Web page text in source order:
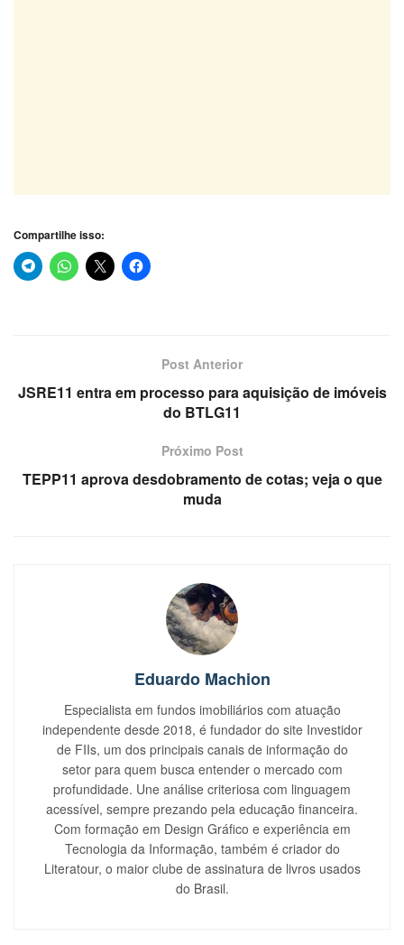
Compartilhe isso:
Post Anterior
JSRE11 entra em processo para aquisição de imóveis
do BTLG11
Próximo Post
TEPP11 aprova desdobramento de cotas; veja o que
muda
Eduardo Machion
Especialista em fundos imobiliários com atuação
independente desde 2018, é fundador do site Investidor
de FIIs, um dos principais canais de informação do
setor para quem busca entender o mercado com
profundidade. Une análise criteriosa com linguagem
acessível, sempre prezando pela educação financeira.
Com formação em Design Gráfico e experiência em
Tecnologia da Informação, também é criador do
Literatour, o maior clube de assinatura de livros usados
do Brasil.